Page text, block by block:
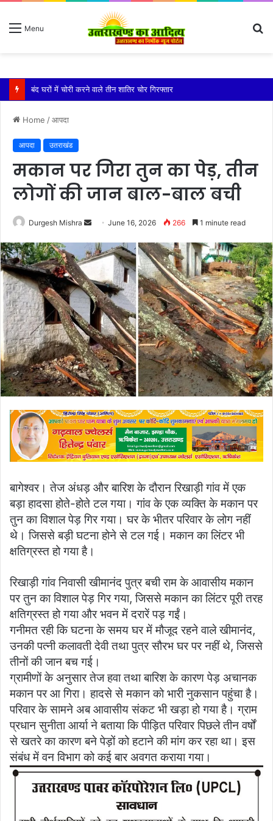
Menu
बारिश ने बढ़ाई दहशत, दरकने लगी जमीन, 10 परिवारों ने छोड़े घर
Home /आपदा
आपदा उतराखंड
मकान पर गिरा तुन का पेड़, तीन
लोगों की जान बाल-बाल बची
Durgesh Mishra
Send
email
June 16, 2026 266 1 minute read
बागेश्वर। तेज अंधड़ और बारिश के दौरान रिखाड़ी गांव में एक
बड़ा हादसा होते-होते टल गया। गांव के एक व्यक्ति के मकान पर
तुन का विशाल पेड़ गिर गया। घर के भीतर परिवार के लोग नहीं
थे। जिससे बड़ी घटना होने से टल गई। मकान का लिंटर भी
क्षतिग्रस्त हो गया है।
रिखाड़ी गांव निवासी खीमानंद पुत्र बची राम के आवासीय मकान
पर तुन का विशाल पेड़ गिर गया, जिससे मकान का लिंटर पूरी तरह
क्षतिग्रस्त हो गया और भवन में दरारें पड़ गईं।
गनीमत रही कि घटना के समय घर में मौजूद रहने वाले खीमानंद,
उनकी पत्नी कलावती देवी तथा पुत्र सौरभ घर पर नहीं थे, जिससे
तीनों की जान बच गई।
ग्रामीणों के अनुसार तेज हवा तथा बारिश के कारण पेड़ अचानक
मकान पर आ गिरा। हादसे से मकान को भारी नुकसान पहुंचा है।
परिवार के सामने अब आवासीय संकट भी खड़ा हो गया है। ग्राम
प्रधान सुनीता आर्या ने बताया कि पीड़ित परिवार पिछले तीन वर्षों
से खतरे का कारण बने पेड़ों को हटाने की मांग कर रहा था। इस
संबंध में वन विभाग को कई बार अवगत कराया गया।